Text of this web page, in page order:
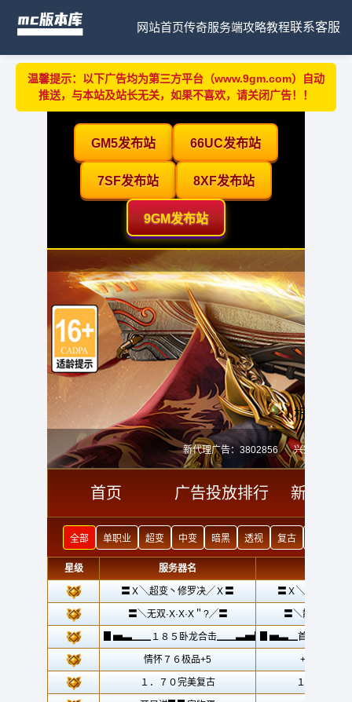
网站首页传奇服务端攻略教程联系客服
温馨提示：以下广告均为第三方平台（www.9gm.com）自动
推送，与本站及站长无关，如果不喜欢，请关闭广告！！